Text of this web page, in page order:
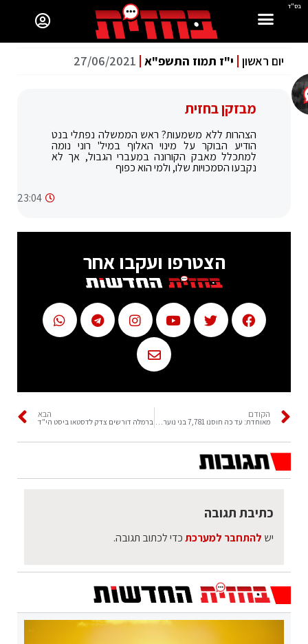
בס"ד
יום ראשון י"ז תמוז התשפ"א 27/06/2021
מבזקן בחזית
הצהרות ללא משמעות? ראש הממשלה נפתלי בנט
הודיע הבוקר על מינוי האלוף במיל' רוני נומה
למתכלל מאבק הקורונה במעברי הגבול, אך לא
נקבעו הסמכויות שלו, ולמי הוא כפוף
23:04
הצטרפו ועקבו אחר
הקודם הבא
ברמלה דורשים צדק לדסטאו ביסט הי"ד
כתיבת תגובה
יש להתחבר למערכתכדי לכתוב תגובה.